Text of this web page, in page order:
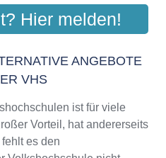
E.V.
Aktualisiert: August 2021
Hier melden!
ANGEBOTE
VHS
ist für viele
Vorteil, hat andererseits
es den